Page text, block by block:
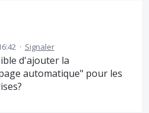
· Signaler
d'ajouter la
automatique" pour les